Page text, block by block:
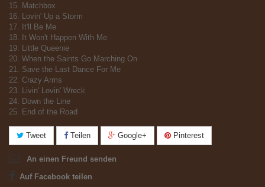
15. Matchbox
16. Lovin' Up a Storm
17. It'll Be Me
18. It Won't Happen With Me
19. Little Queenie
20. When the Saints Go Marching On
21. Save the Last Dance For Me
22. Crazy Arms
23. Livin' Lovin' Wreck
24. Down the Line
25. End of the Road
Tweet Teilen Google+ Pinterest
An einen Freund senden
Auf Facebook teilen